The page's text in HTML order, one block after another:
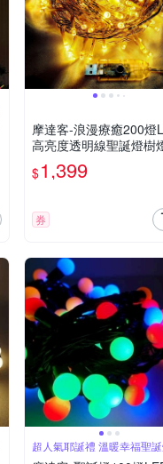
摩達客-浪漫療癒200燈
高亮度透明線聖誕燈樹
暖白光(附USB插頭+控
$1,399
券
超人氣耶誕禮 溫暖幸福聖